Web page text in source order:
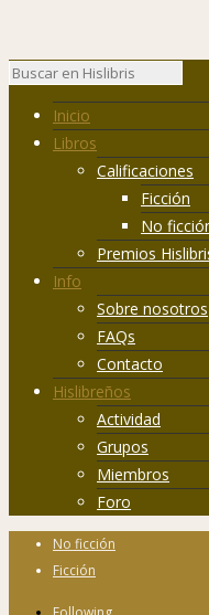
Inicio
Libros
Calificaciones
Ficción
No
Premios
Info
Sobre nosotros
FAQs
Contacto
Hislibreños
Actividad
Grupos
Miembros
Foro
No ficción
Ficción